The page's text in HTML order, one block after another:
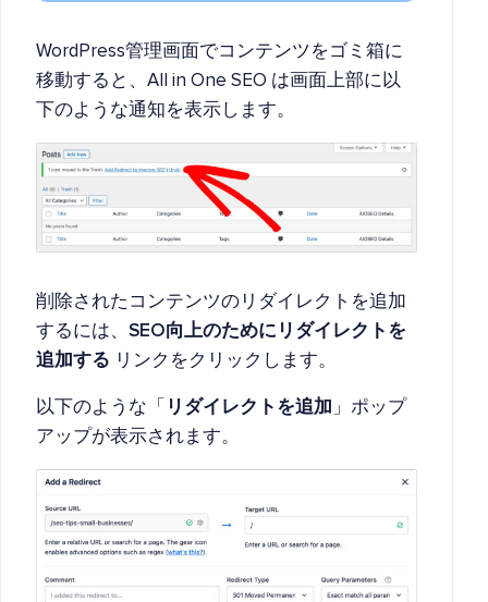
WordPress管理画面でコンテンツをゴミ箱に
移動すると、All in One SEO は画面上部に以
下のような通知を表示します。
削除されたコンテンツのリダイレクトを追加
するには、 SEO向上のためにリダイレクトを
追加する リンクをクリックします。
以下のような「 リダイレクトを追加 」ポップ
アップが表示されます。